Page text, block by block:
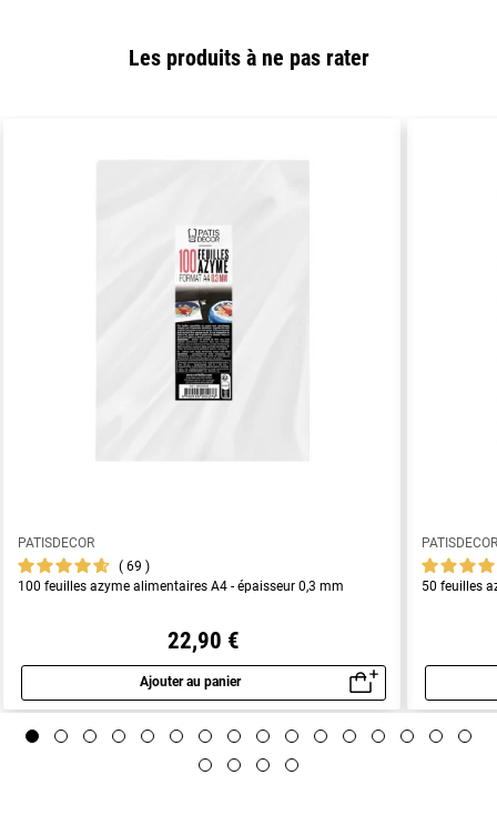
Les produits à ne pas rater
PATISDECOR
69
100 feuilles azyme alimentaires A4 - épaisseur 0,3 mm
22,90 €
Ajouter au panier
Aperçu rapide
50 feuilles